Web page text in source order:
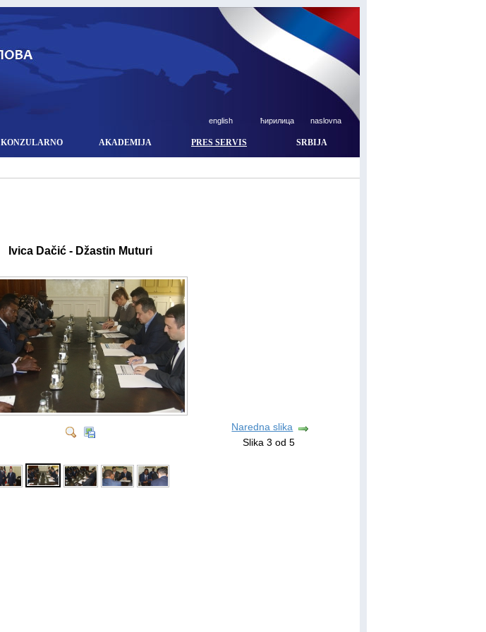
english ћирилица naslovna
KONZULARNO AKADEMIJA PRES SERVIS SRBIJA
Ivica Dačić - Džastin Muturi
Naredna slika
Slika 3 od 5